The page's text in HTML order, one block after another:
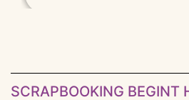
SCRAPBOOKING BEGINT